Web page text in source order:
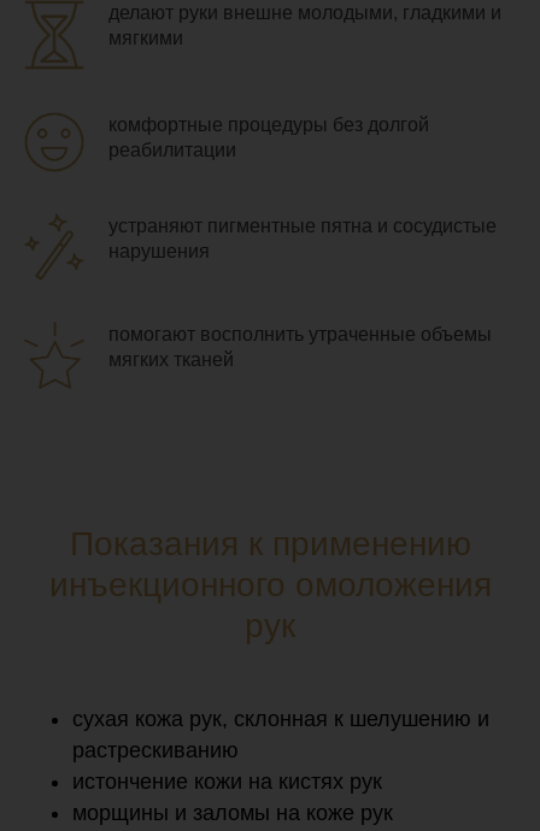
делают руки внешне молодыми, гладкими и
мягкими
комфортные процедуры без долгой
реабилитации
устраняют пигментные пятна и сосудистые
нарушения
помогают восполнить утраченные объемы
мягких тканей
Показания к применению
инъекционного омоложения
рук
сухая кожа рук, склонная к шелушению и
растрескиванию
истончение кожи на кистях рук
морщины и заломы на коже рук